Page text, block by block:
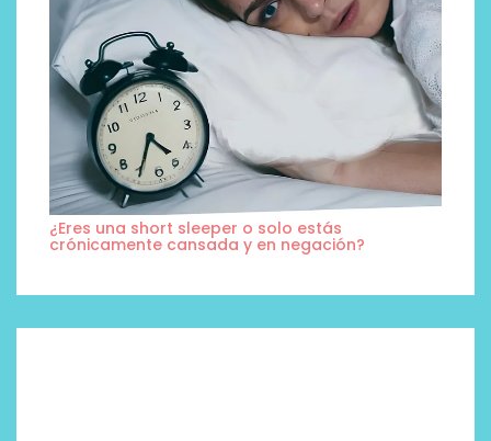
¿Eres una short sleeper o solo estás
crónicamente cansada y en negación?